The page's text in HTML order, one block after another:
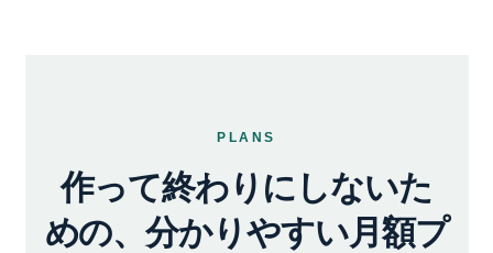
PLANS
作って終わりにしないた
めの、分かりやすい月額プ